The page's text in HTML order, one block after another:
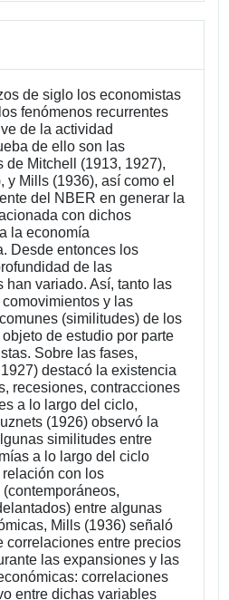
de siglo los economistas
fenómenos recurrentes
de la actividad
de ello son las
de Mitchell (1913, 1927),
y Mills (1936), así como el
del NBER en generar la
con dichos
la economía
Desde entonces los
de las
han variado. Así, tanto las
y las
(similitudes) de los
de estudio por parte
Sobre las fases,
destacó la existencia
recesiones, contracciones
a lo largo del ciclo,
(1926) observó la
similitudes entre
a lo largo del ciclo
con los
entre algunas
Mills (1936) señaló
correlaciones entre precios
las expansiones y las
correlaciones
entre dichas variables